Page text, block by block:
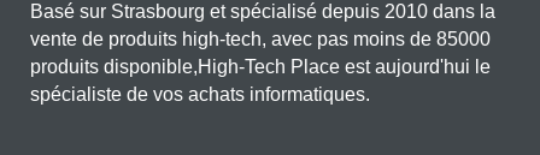
Basé sur Strasbourg et spécialisé depuis 2010 dans la
vente de produits high-tech, avec pas moins de 85000
produits disponible,High-Tech Place est aujourd'hui le
spécialiste de vos achats informatiques.